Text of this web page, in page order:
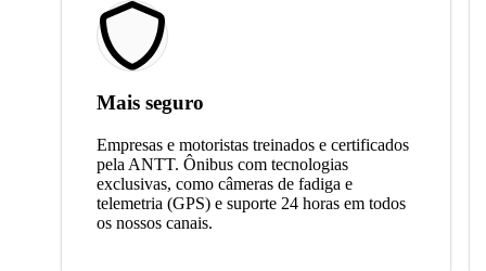
Mais seguro
Empresas e motoristas treinados e certificados
pela ANTT. Ônibus com tecnologias
exclusivas, como câmeras de fadiga e
telemetria (GPS) e suporte 24 horas em todos
os nossos canais.